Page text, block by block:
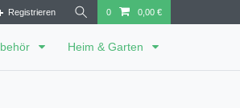
Registrieren 0 0,00 €
Heim & Garten